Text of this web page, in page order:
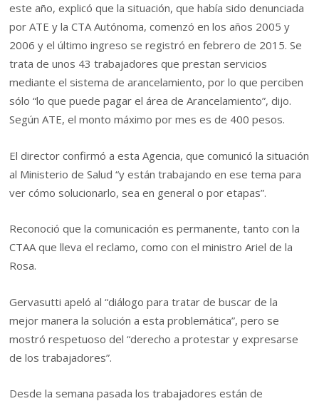
este año, explicó que la situación, que había sido denunciada
por ATE y la CTA Autónoma, comenzó en los años 2005 y
2006 y el último ingreso se registró en febrero de 2015. Se
trata de unos 43 trabajadores que prestan servicios
mediante el sistema de arancelamiento, por lo que perciben
sólo “lo que puede pagar el área de Arancelamiento”, dijo.
Según ATE, el monto máximo por mes es de 400 pesos.
El director confirmó a esta Agencia, que comunicó la situación
al Ministerio de Salud “y están trabajando en ese tema para
ver cómo solucionarlo, sea en general o por etapas”.
Reconoció que la comunicación es permanente, tanto con la
CTAA que lleva el reclamo, como con el ministro Ariel de la
Rosa.
Gervasutti apeló al “diálogo para tratar de buscar de la
mejor manera la solución a esta problemática”, pero se
mostró respetuoso del “derecho a protestar y expresarse
de los trabajadores”.
Desde la semana pasada los trabajadores están de